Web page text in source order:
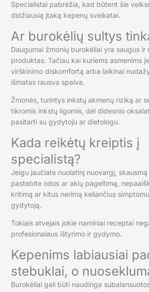
Specialistai pabrėžia, kad būtent šie
didžiausią įtaką kepenų sveikatai.
Ar burokėlių sultys
Daugumai žmonių burokėliai yra saugus ir
produktas. Tačiau kai kuriems asmenims
virškinimo diskomfortą arba laikinai
išmatas rausva spalva.
Žmonės, turintys inkstų akmenų riziką ar
tikromis inkstų ligomis, dėl didesnio
pasitarti su gydytoju ar dietologu.
Kada reikėtų kreiptis į
specialistą?
Jeigu jaučiate nuolatinį nuovargį, skausmą
pastebite odos ar akių pageltimą,
kritimą ar kitus nerimą keliančius
gydytoją.
Tokiais atvejais jokie naminiai receptai
profesionalaus ištyrimo ir gydymo.
Kepenims labiausiai
stebuklai, o
Burokėliai gali būti naudinga